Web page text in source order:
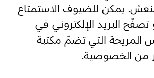
رسم خريطة
يمكن للضيوف الاستمتاع
تصفّح البريد الإلكتروني في
المريحة التي تضمّ مكتبة
من الخصوصية.